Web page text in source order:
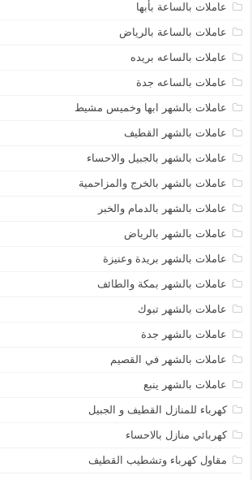
عاملات بالساعة بأبها
عاملات بالساعة بالرياض
عاملات بالساعه بريده
عاملات بالساعه جدة
عاملات بالشهر ابها وخميس مشيط
عاملات بالشهر القطيف
عاملات بالشهر بالجبيل والاحساء
عاملات بالشهر بالخرج والمزاحمية
عاملات بالشهر بالدمام والخبر
عاملات بالشهر بالرياض
عاملات بالشهر بريدة وعنيزة
عاملات بالشهر بمكة والطائف
عاملات بالشهر تبوك
عاملات بالشهر جدة
عاملات بالشهر في القصيم
عاملات بالشهر ينبع
كهرباء للمنازل القطيف و الجبيل
كهربائي منازل بالاحساء
مقاول كهرباء وتشطيب القطيف